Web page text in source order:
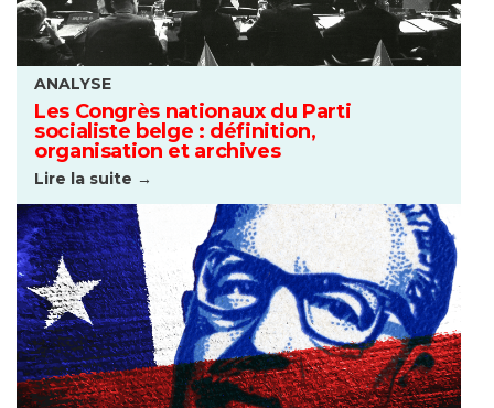
ANALYSE
Les Congrès nationaux du Parti
socialiste belge : définition,
organisation et archives
Lire la suite →